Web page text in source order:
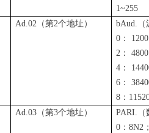
1~255
Ad.02（第2个地址）
bAud.（
0：
2：
4：
6：
8：
Ad.03（第3个地址）
PARI.（
0：8N2